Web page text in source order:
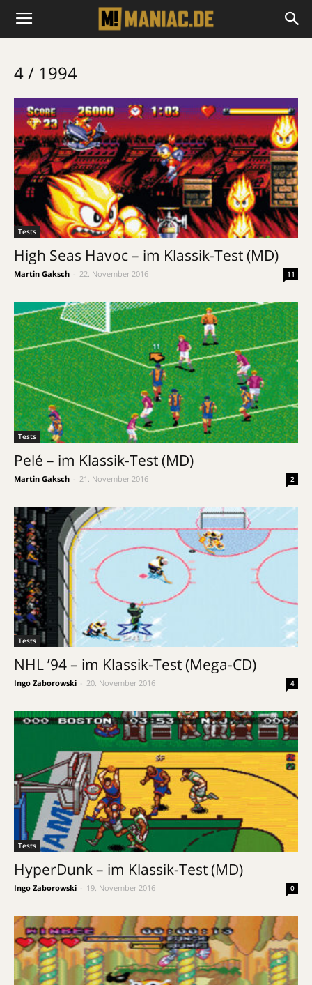
4 / 1994
Tests
High Seas Havoc – im Klassik-Test (MD)
Martin Gaksch 22. November 2016 11
Tests
Pelé – im Klassik-Test (MD)
Martin Gaksch 21. November 2016 2
Tests
NHL ’94 – im Klassik-Test (Mega-CD)
Ingo Zaborowski 20. November 2016 4
Tests
HyperDunk – im Klassik-Test (MD)
Ingo Zaborowski 19. November 2016 0